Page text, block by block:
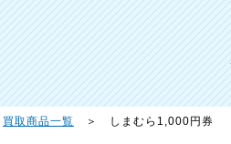
買取商品一覧 ＞ しまむら1,000円券